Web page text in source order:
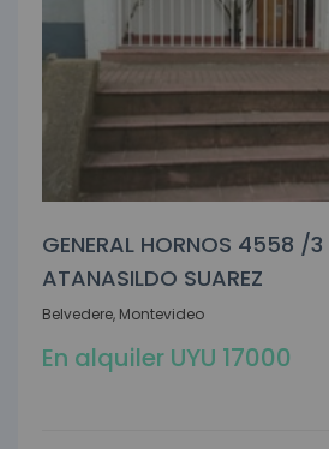
GENERAL HORNOS 4558 /3
ATANASILDO SUAREZ
Belvedere, Montevideo
En alquiler UYU 17000